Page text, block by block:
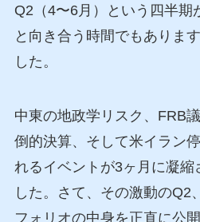
Q2（4〜6月）という四半期
と向き合う時間でもありま
した。
中東の地政学リスク、FRB
倒的決算、そして米イラン
れるイベントが3ヶ月に凝
した。さて、その激動のQ2
フォリオの中身を正直に公